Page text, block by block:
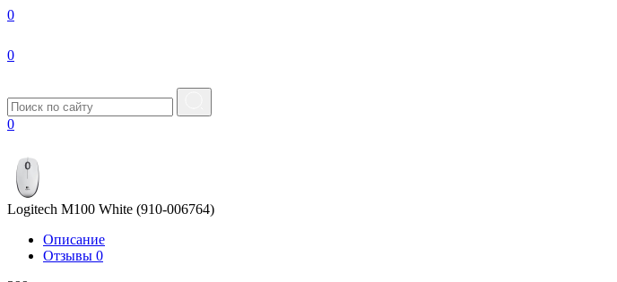
0
0
0
Logitech M100 White (910-006764)
Описание
Отзывы 0